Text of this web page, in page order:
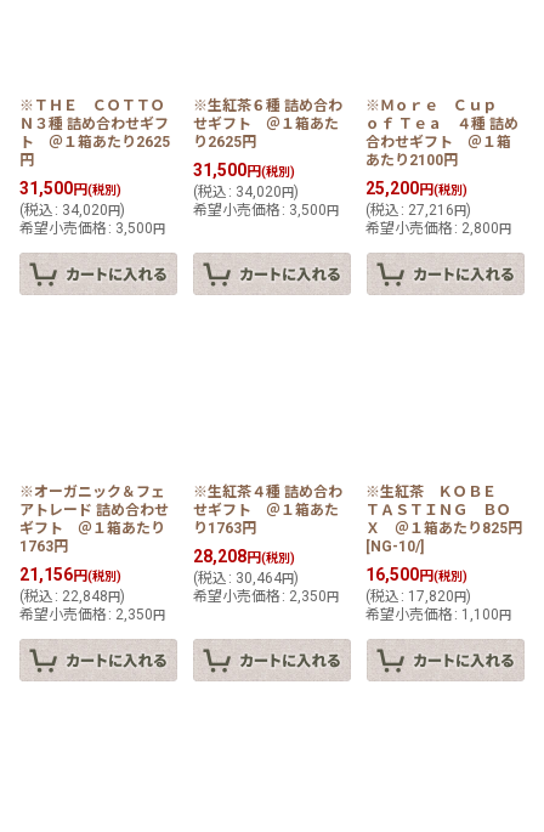
※ＴＨＥ ＣＯＴＴＯ
Ｎ３種 詰め合わせギフ
ト ＠１箱あたり2625
円
31,500円(税別)
(税込 : 34,020 円)
希望小売価格 : 3,500 円
※生紅茶６種 詰め合わ
せギフト ＠１箱あた
り2625円
31,500円(税別)
(税込 : 34,020 円)
希望小売価格 : 3,500 円
※Ｍｏｒｅ Ｃｕｐ
ｏｆ Ｔｅａ ４種 詰め
合わせギフト ＠１箱
あたり2100円
25,200円(税別)
(税込 : 27,216円)
希望小売価格 : 2,800円
※オーガニック＆フェ
アトレード 詰め合わせ
ギフト ＠１箱あたり
1763円
21,156円(税別)
(税込 : 22,848 円)
希望小売価格 : 2,350 円
※生紅茶４種 詰め合わ
せギフト ＠１箱あた
り1763円
28,208円(税別)
(税込 : 30,464円)
希望小売価格 : 2,350 円
※生紅茶 ＫＯＢＥ
ＴＡＳＴＩＮＧ ＢＯ
Ｘ ＠１箱あたり825円
[NG-10/]
16,500円(税別)
(税込 : 17,820円)
希望小売価格 : 1,100円